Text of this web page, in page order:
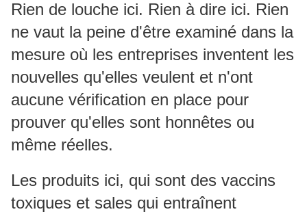
Rien de louche ici. Rien à dire ici. Rien
ne vaut la peine d'être examiné dans la
mesure où les entreprises inventent les
nouvelles qu'elles veulent et n'ont
aucune vérification en place pour
prouver qu'elles sont honnêtes ou
même réelles.
Les produits ici, qui sont des vaccins
toxiques et sales qui entraînent